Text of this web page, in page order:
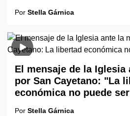
Por Stella Gárnica
El mensaje de la Iglesia
por San Cayetano: "La
económica no puede
Por Stella Gárnica